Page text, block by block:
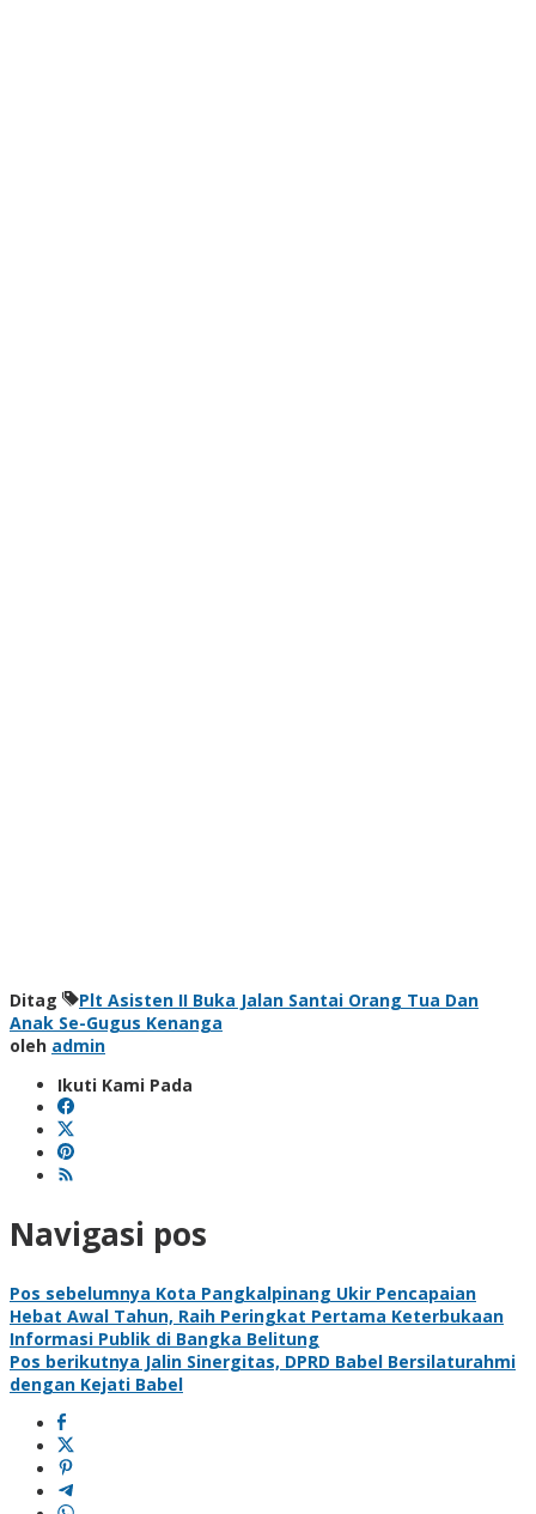
Ditag
Plt Asisten II Buka Jalan Santai Orang Tua Dan
Anak Se-Gugus Kenanga
oleh admin
Ikuti Kami Pada
Navigasi pos
Pos sebelumnya Kota Pangkalpinang Ukir Pencapaian
Hebat Awal Tahun, Raih Peringkat Pertama Keterbukaan
Informasi Publik di Bangka Belitung
Pos berikutnya Jalin Sinergitas, DPRD Babel Bersilaturahmi
dengan Kejati Babel